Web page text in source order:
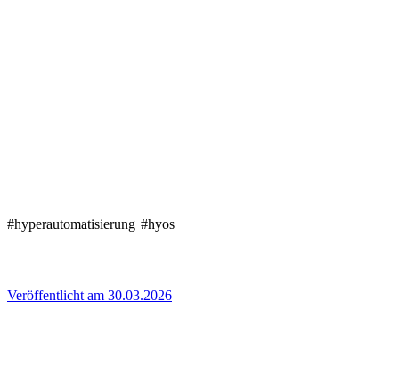
#hyperautomatisierung #hyos
Veröffentlicht am 30.03.2026